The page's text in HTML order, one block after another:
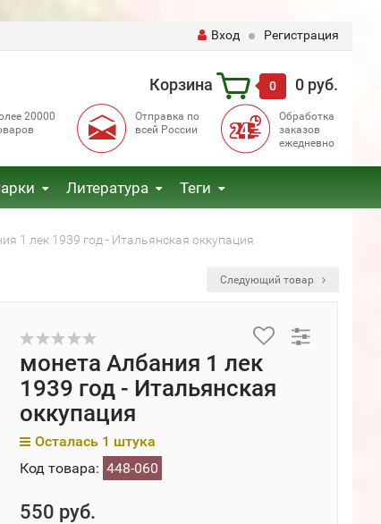
Вход Регистрация
Корзина 0 0 руб.
20000
Отправка по
всей России
Обработка
заказов
ежедневно
Литература Теги
1 лек 1939 год - Итальянская оккупация
Следующий товар
монета Албания 1 лек
1939 год - Итальянская
оккупация
Осталась 1 штука
Код товара: 448-060
550 руб.